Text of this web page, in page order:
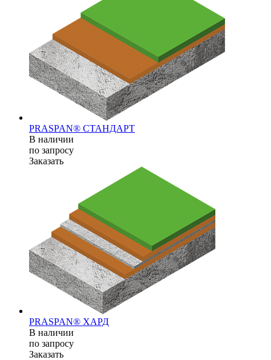
PRASPAN® СТАНДАРТ
В наличии
по запросу
Заказать
PRASPAN® ХАРД
В наличии
по запросу
Заказать